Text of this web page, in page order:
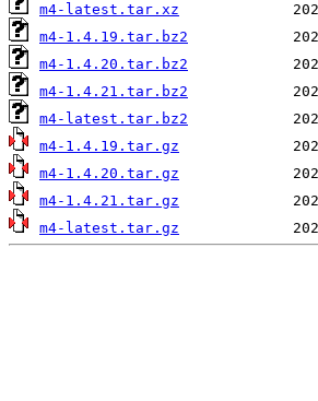
m4-latest.tar.xz
m4-1.4.19.tar.bz2
m4-1.4.20.tar.bz2
m4-1.4.21.tar.bz2
m4-latest.tar.bz2
m4-1.4.19.tar.gz
m4-1.4.20.tar.gz
m4-1.4.21.tar.gz
m4-latest.tar.gz